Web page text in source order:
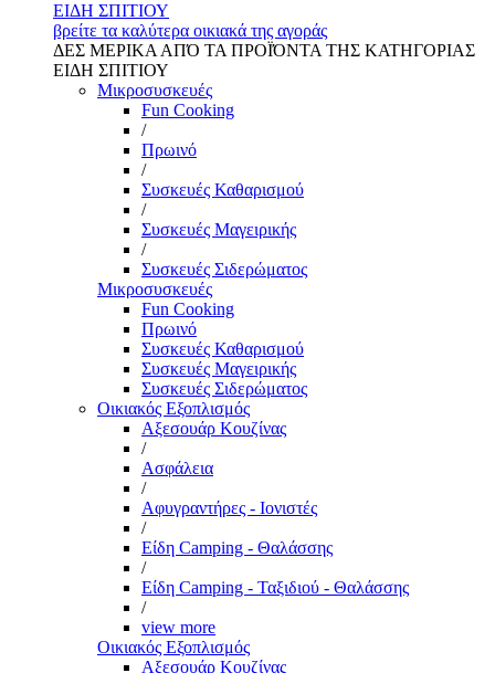
ΕΙΔΗ ΣΠΙΤΙΟΥ
βρείτε τα καλύτερα οικιακά της αγοράς
ΔΕΣ ΜΕΡΙΚΑ ΑΠΌ ΤΑ ΠΡΟΪΌΝΤΑ ΤΗΣ ΚΑΤΗΓΟΡΙΑΣ
ΕΙΔΗ ΣΠΙΤΙΟΥ
Μικροσυσκευές
Fun Cooking
/
Πρωινό
/
Συσκευές Καθαρισμού
/
Συσκευές Μαγειρικής
/
Συσκευές Σιδερώματος
Μικροσυσκευές
Fun Cooking
Πρωινό
Συσκευές Καθαρισμού
Συσκευές Μαγειρικής
Συσκευές Σιδερώματος
Οικιακός Εξοπλισμός
Αξεσουάρ Κουζίνας
/
Ασφάλεια
/
Αφυγραντήρες - Ιονιστές
/
Είδη Camping - Θαλάσσης
/
Είδη Camping - Ταξιδιού - Θαλάσσης
/
view more
Οικιακός Εξοπλισμός
Αξεσουάρ Κουζίνας